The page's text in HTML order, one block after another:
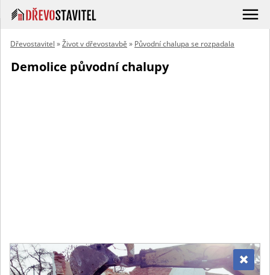
Dřevostavitel »Život v dřevostavbě » Původní chalupa se rozpadala
Demolice původní chalupy